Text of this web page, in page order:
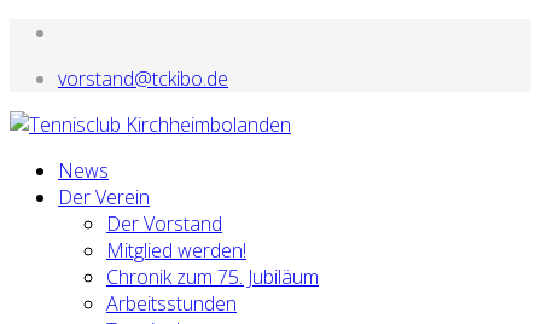
vorstand@tckibo.de
News
Der Verein
Der Vorstand
Mitglied werden!
Chronik zum 75. Jubiläum
Arbeitsstunden